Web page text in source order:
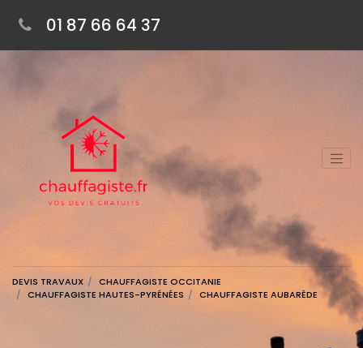
01 87 66 64 37
DEVIS TRAVAUX
CHAUFFAGISTE OCCITANIE
CHAUFFAGISTE HAUTES-PYRÉNÉES
CHAUFFAGISTE AUBARÈDE